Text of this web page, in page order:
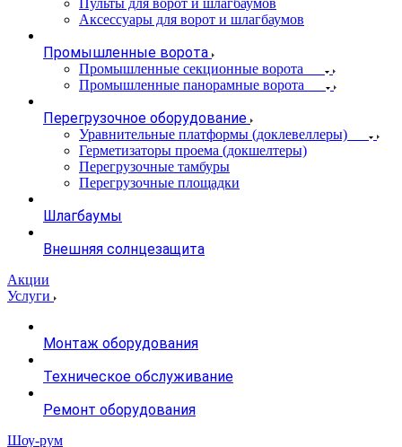
Пульты для ворот и шлагбаумов
Аксессуары для ворот и шлагбаумов
Промышленные ворота
Промышленные секционные ворота
Промышленные панорамные ворота
Перегрузочное оборудование
Уравнительные платформы (доклевеллеры)
Герметизаторы проема (докшелтеры)
Перегрузочные тамбуры
Перегрузочные площадки
Шлагбаумы
Внешняя солнцезащита
Акции
Услуги
Монтаж оборудования
Техническое обслуживание
Ремонт оборудования
Шоу-рум